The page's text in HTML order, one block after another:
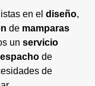
en el diseño,
de mamparas
un servicio
de
de